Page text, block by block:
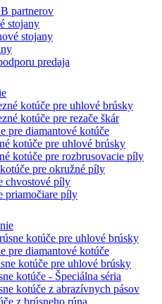
partnerov
stojany
stojany
predaja
kotúče pre uhlové brúsky
kotúče pre rezače škár
pre diamantové kotúče
kotúče pre uhlové brúsky
kotúče pre rozbrusovacie píly
pre okružné píly
chvostové píly
priamočiare píly
kotúče pre uhlové brúsky
pre diamantové kotúče
kotúče pre uhlové brúsky
kotúče - Špeciálna séria
kotúče z abrazívnych pásov
z brúsneho rúna